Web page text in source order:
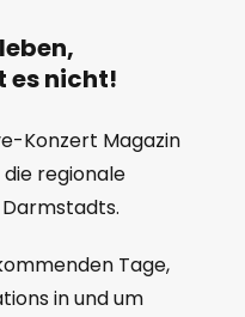
es nicht!
Konzert Magazin
regionale
Tage,
in und um